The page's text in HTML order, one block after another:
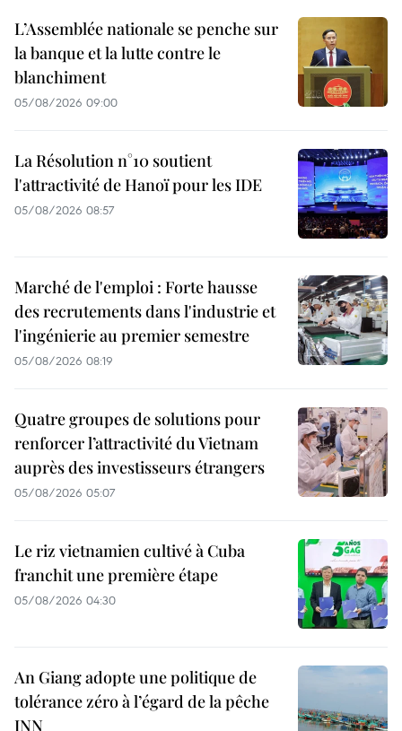
L’Assemblée nationale se penche sur
la banque et la lutte contre le
blanchiment
05/08/2026 09:00
La Résolution n°10 soutient
l'attractivité de Hanoï pour les IDE
05/08/2026 08:57
Marché de l'emploi : Forte hausse
des recrutements dans l'industrie et
l'ingénierie au premier semestre
05/08/2026 08:19
Quatre groupes de solutions pour
renforcer l’attractivité du Vietnam
auprès des investisseurs étrangers
05/08/2026 05:07
Le riz vietnamien cultivé à Cuba
franchit une première étape
05/08/2026 04:30
An Giang adopte une politique de
tolérance zéro à l’égard de la pêche
INN